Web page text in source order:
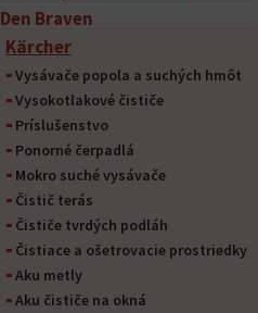
Den Braven
Kärcher
Vysávače popola a suchých hmôt
Vysokotlakové čističe
Príslušenstvo
Ponorné čerpadlá
Mokro suché vysávače
Čistič terás
Čističe tvrdých podláh
Čistiace a ošetrovacie prostriedky
Aku metly
Aku čističe na okná